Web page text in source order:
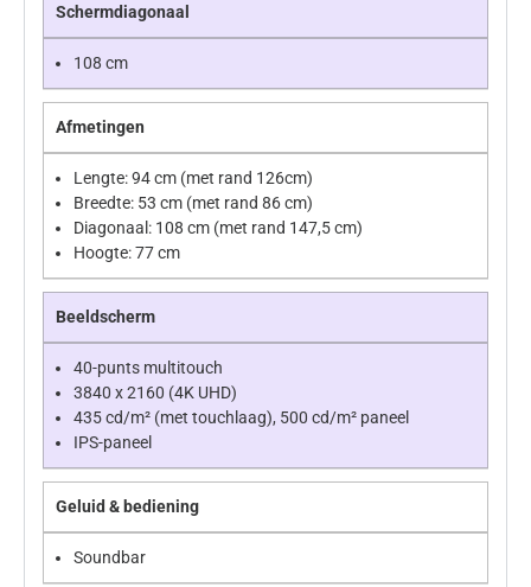
Schermdiagonaal
108 cm
Afmetingen
Lengte: 94 cm (met rand 126cm)
Breedte: 53 cm (met rand 86 cm)
Diagonaal: 108 cm (met rand 147,5 cm)
Hoogte: 77 cm
Beeldscherm
40-punts multitouch
3840 x 2160 (4K UHD)
435 cd/m² (met touchlaag), 500 cd/m² paneel
IPS-paneel
Geluid & bediening
Soundbar